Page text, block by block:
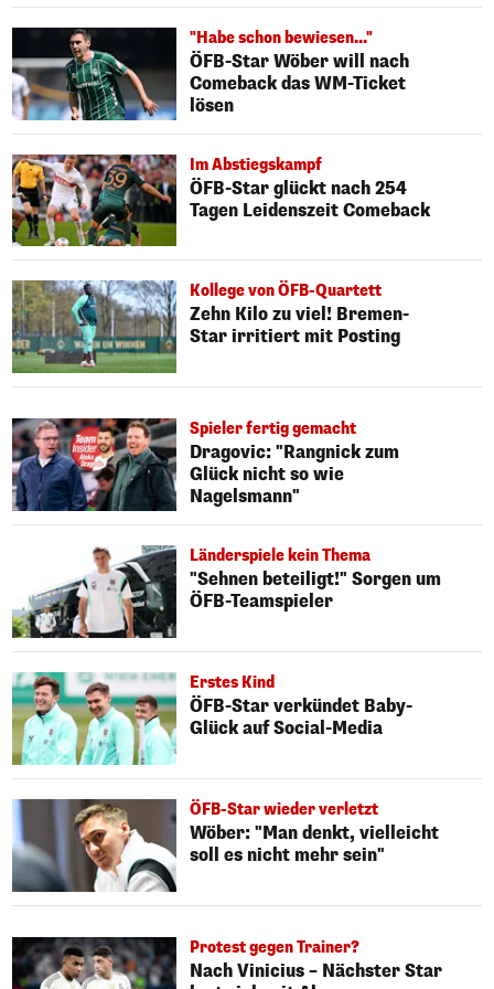
"Habe schon bewiesen..."
ÖFB-Star Wöber will nach
Comeback das WM-Ticket
lösen
Im Abstiegskampf
ÖFB-Star glückt nach 254
Tagen Leidenszeit Comeback
Kollege von ÖFB-Quartett
Zehn Kilo zu viel! Bremen-
Star irritiert mit Posting
Spieler fertig gemacht
Dragovic: "Rangnick zum
Glück nicht so wie
Nagelsmann"
Länderspiele kein Thema
"Sehnen beteiligt!" Sorgen um
ÖFB-Teamspieler
Erstes Kind
ÖFB-Star verkündet Baby-
Glück auf Social-Media
ÖFB-Star wieder verletzt
Wöber: "Man denkt, vielleicht
soll es nicht mehr sein"
Protest gegen Trainer?
Nach Vinicius – Nächster Star